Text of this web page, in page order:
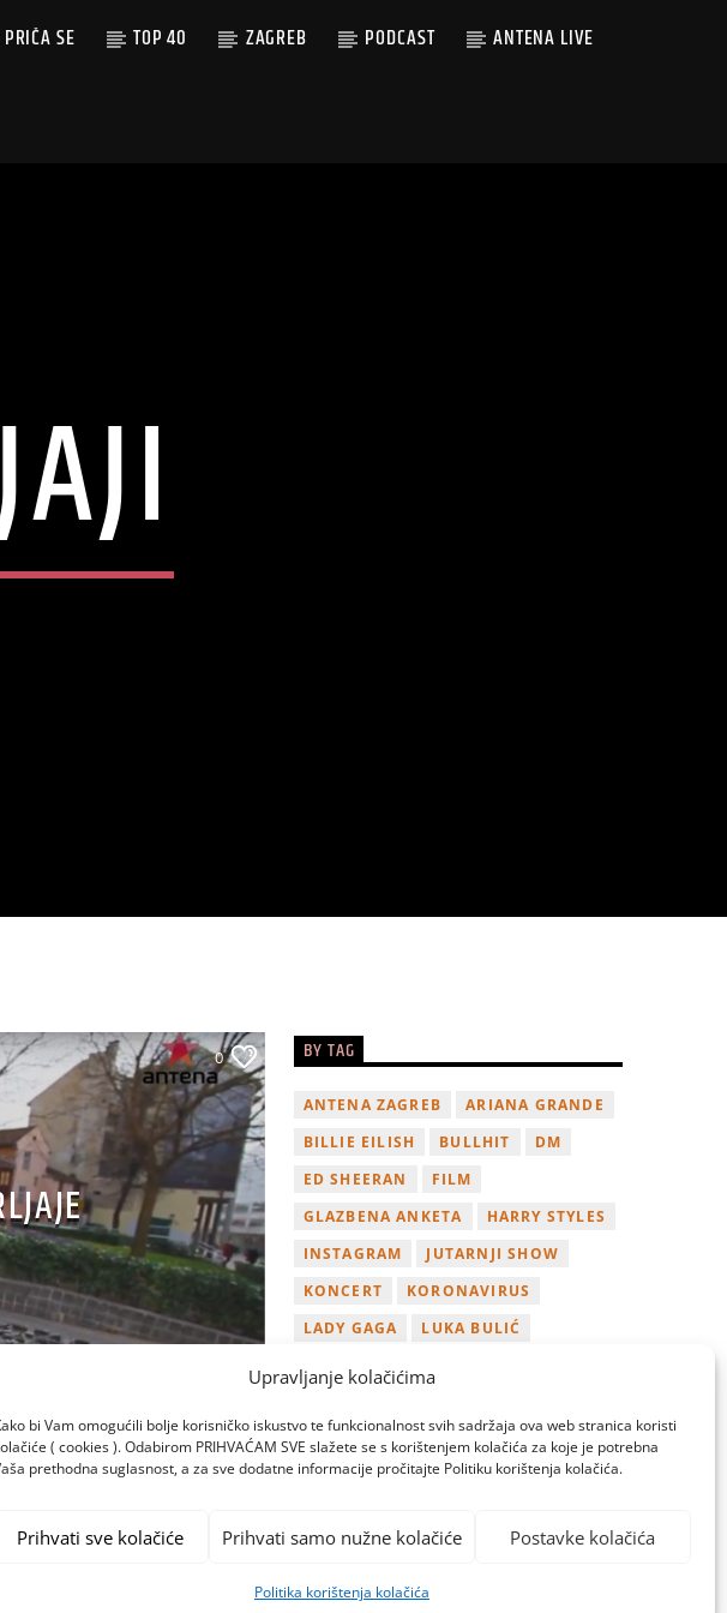
Upravljanje kolačićima
bi Vam omogućili bolje korisničko iskustvo te funkcionalnost svih sadržaja ova web stranica koristi
( cookies ). Odabirom PRIHVAĆAM SVE slažete se s korištenjem kolačića za koje je potrebna
prethodna suglasnost, a za sve dodatne informacije pročitajte Politiku korištenja kolačića.
Prihvati sve kolačiće Prihvati samo nužne kolačiće Postavke kolačića
Politika korištenja kolačića
PRIČA SE TOP 40 ZAGREB PODCAST ANTENA LIVE
0
zlobu na
kineskim
BY TAG
ANTENA ZAGREB
ARIANA GRANDE
BILLIE EILISH
BULLHIT
DM
ED SHEERAN
FILM
GLAZBENA ANKETA
HARRY STYLES
INSTAGRAM
JUTARNJI SHOW
KONCERT
KORONAVIRUS
LADY GAGA
LUKA BULIĆ
NAGRADA
TAMARA LOOS
TAYLOR SWIFT
TWITTER
VIDEO
YOUTUBE